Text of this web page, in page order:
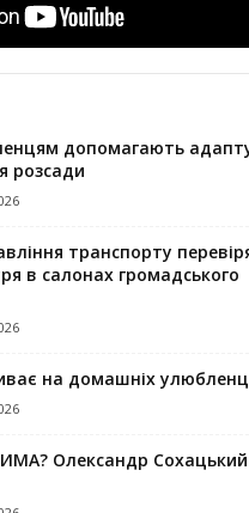
допомагають
розсади
транспорту
в салонах громадського
на домашніх
Олександр